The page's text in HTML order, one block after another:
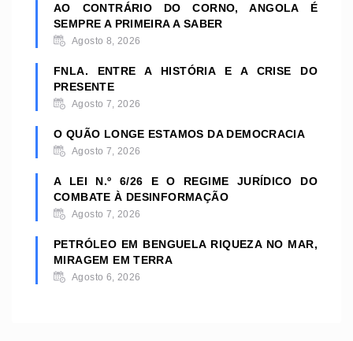
AO CONTRÁRIO DO CORNO, ANGOLA É
SEMPRE A PRIMEIRA A SABER
Agosto 8, 2026
FNLA. ENTRE A HISTÓRIA E A CRISE DO
PRESENTE
Agosto 7, 2026
O QUÃO LONGE ESTAMOS DA DEMOCRACIA
Agosto 7, 2026
A LEI N.º 6/26 E O REGIME JURÍDICO DO
COMBATE À DESINFORMAÇÃO
Agosto 7, 2026
PETRÓLEO EM BENGUELA RIQUEZA NO MAR,
MIRAGEM EM TERRA
Agosto 6, 2026